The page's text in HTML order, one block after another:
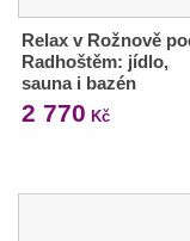
Relax v Rožnově
Radhoštěm: jídlo,
sauna i bazén
2 770 Kč